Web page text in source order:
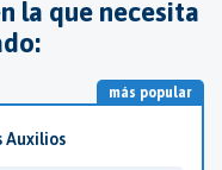
la que necesita
más popular
Auxilios